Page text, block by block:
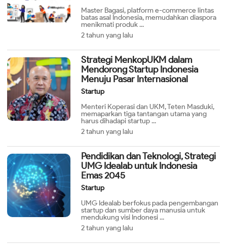
Master Bagasi, platform e-commerce lintas
batas asal Indonesia, memudahkan diaspora
menikmati produk ...
2 tahun yang lalu
Strategi MenkopUKM dalam
Mendorong Startup Indonesia
Menuju Pasar Internasional
Startup
Menteri Koperasi dan UKM, Teten Masduki,
memaparkan tiga tantangan utama yang
harus dihadapi startup ...
2 tahun yang lalu
Pendidikan dan Teknologi, Strategi
UMG Idealab untuk Indonesia
Emas 2045
Startup
UMG Idealab berfokus pada pengembangan
startup dan sumber daya manusia untuk
mendukung visi Indonesi ...
2 tahun yang lalu